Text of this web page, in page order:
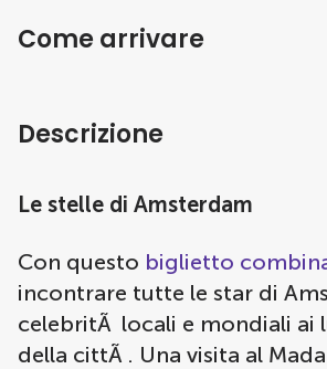
Come arrivare
Descrizione
Le stelle di Amsterdam
Con questo biglietto
incontrare tutte le star di
celebritÃ locali e mondiali ai
della cittÃ . Una visita al